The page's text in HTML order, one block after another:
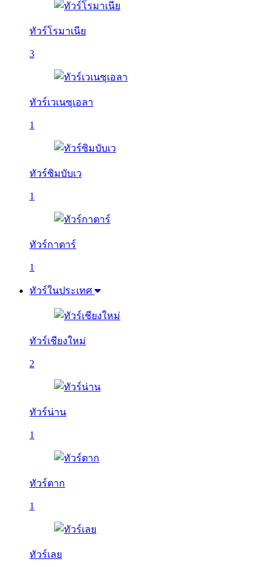
ทัวร์โรมาเนีย
3
ทัวร์เวเนซุเอลา
1
ทัวร์ซิมบับเว
1
ทัวร์กาตาร์
1
ทัวร์ในประเทศ
ทัวร์เชียงใหม่
2
ทัวร์น่าน
1
ทัวร์ตาก
1
ทัวร์เลย